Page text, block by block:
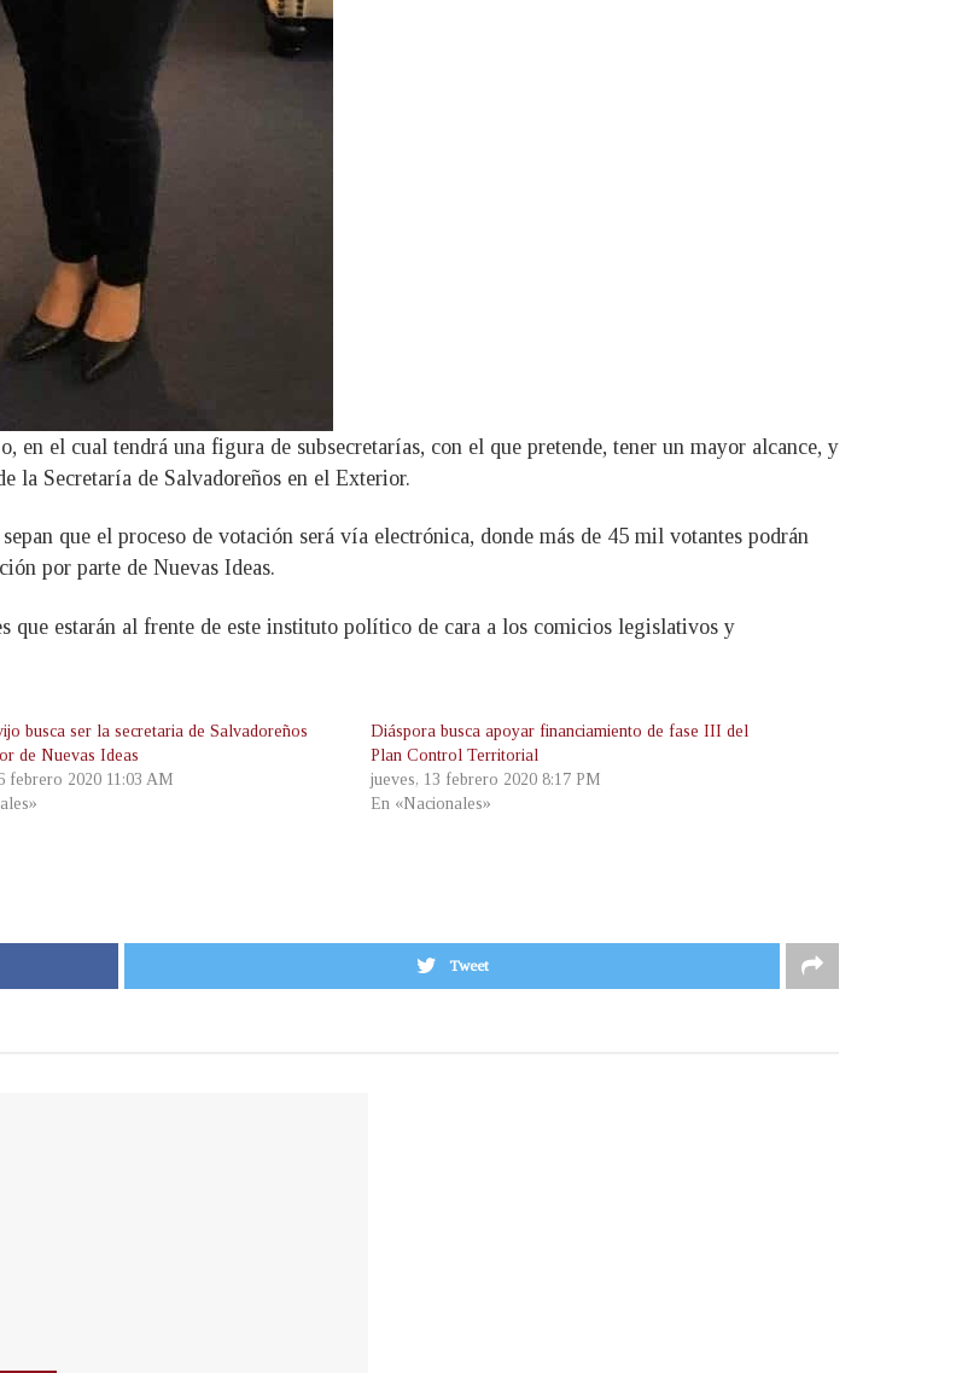
en el cual tendrá una figura de subsecretarías, con el que pretende, tener un mayor alcance, y
la Secretaría de Salvadoreños en el Exterior.
que el proceso de votación será vía electrónica, donde más de 45 mil votantes podrán
por parte de Nuevas Ideas.
que estarán al frente de este instituto político de cara a los comicios legislativos y
busca ser la secretaria de Salvadoreños
de Nuevas Ideas
febrero 2020 11:03 AM
Diáspora busca apoyar financiamiento de fase III del
Plan Control Territorial
jueves, 13 febrero 2020 8:17 PM
En «Nacionales»
Tweet